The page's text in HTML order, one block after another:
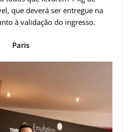
que deverá ser entregue na
à validação do ingresso.
Paris